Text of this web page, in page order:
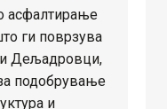
асфалтирање
ги поврзува
Дељадровци,
подобрување
и